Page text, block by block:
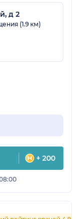
д 2
(1.9 км)
+ 200